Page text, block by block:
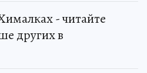
- читайте
других в